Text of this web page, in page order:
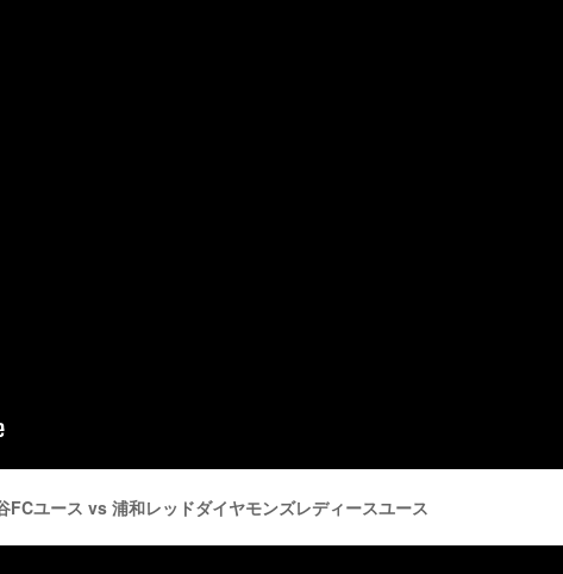
ユース vs 浦和レッドダイヤモンズレディースユース